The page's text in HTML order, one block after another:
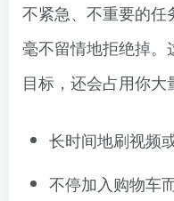
不紧急、不重要的
毫不留情地拒绝掉
目标，还会占用你大
长时间地刷视频
不停加入购物车